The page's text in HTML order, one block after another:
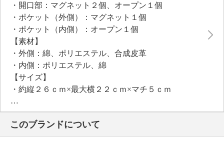
・開口部：マグネット２個、オープン１個
・ポケット（外側）：マグネット１個
・ポケット（内側）：オープン１個
【素材】
・外側：綿、ポリエステル、合成皮革
・内側：ポリエステル、綿
【サイズ】
・約縦２６ｃｍ×最大横２２ｃｍ×マチ５ｃｍ
・Ａ４サイズ：不可
【重さ】
・約２８０ｇ
【個体差あり】
このブランドについて